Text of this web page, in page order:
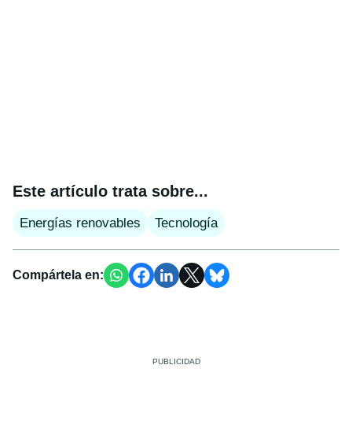
Este artículo trata sobre...
Energías renovables Tecnología
Compártela en: